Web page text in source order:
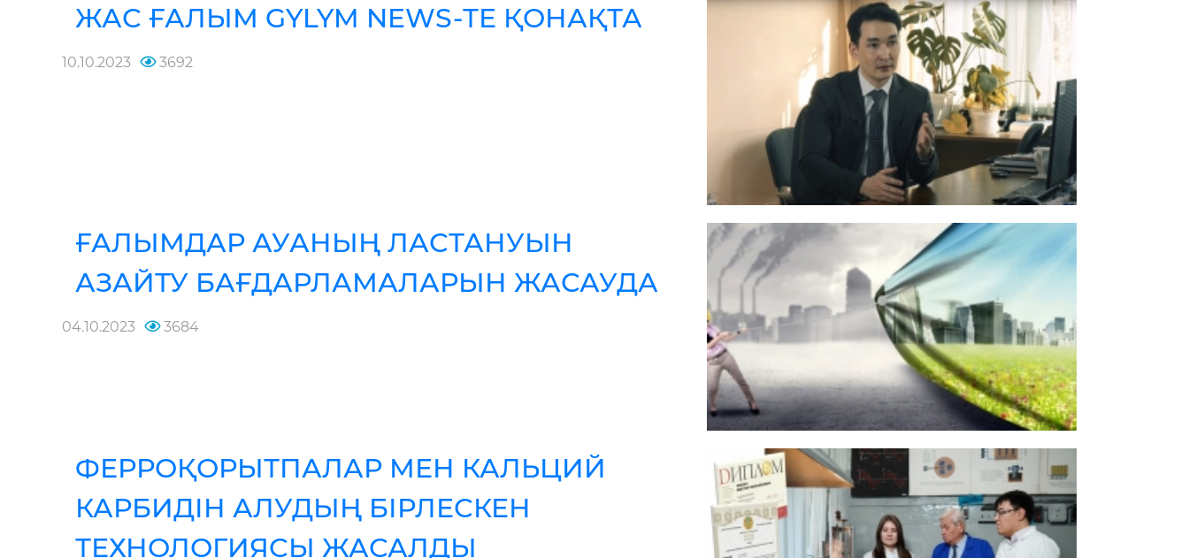
ЖАС ҒАЛЫМ GYLYM NEWS-ТЕ ҚОНАҚТА
10.10.2023 3692
ҒАЛЫМДАР АУАНЫҢ ЛАСТАНУЫН
АЗАЙТУ БАҒДАРЛАМАЛАРЫН ЖАСАУДА
04.10.2023 3684
ФЕРРОҚОРЫТПАЛАР МЕН КАЛЬЦИЙ
КАРБИДІН АЛУДЫҢ БІРЛЕСКЕН
ТЕХНОЛОГИЯСЫ ЖАСАЛДЫ